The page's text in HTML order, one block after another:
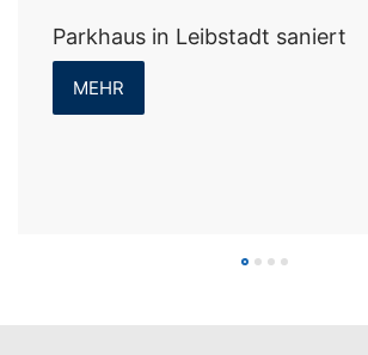
Parkhaus in Leibstadt saniert
MEHR